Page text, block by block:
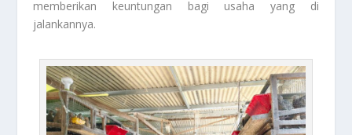
memberikan keuntungan bagi usaha yang di
jalankannya.